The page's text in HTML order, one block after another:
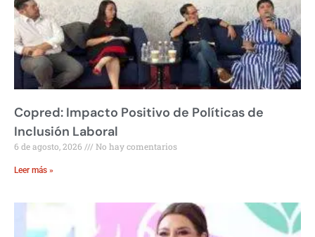
Copred: Impacto Positivo de Políticas de
Inclusión Laboral
6 de agosto, 2026 No hay comentarios
Leer más »